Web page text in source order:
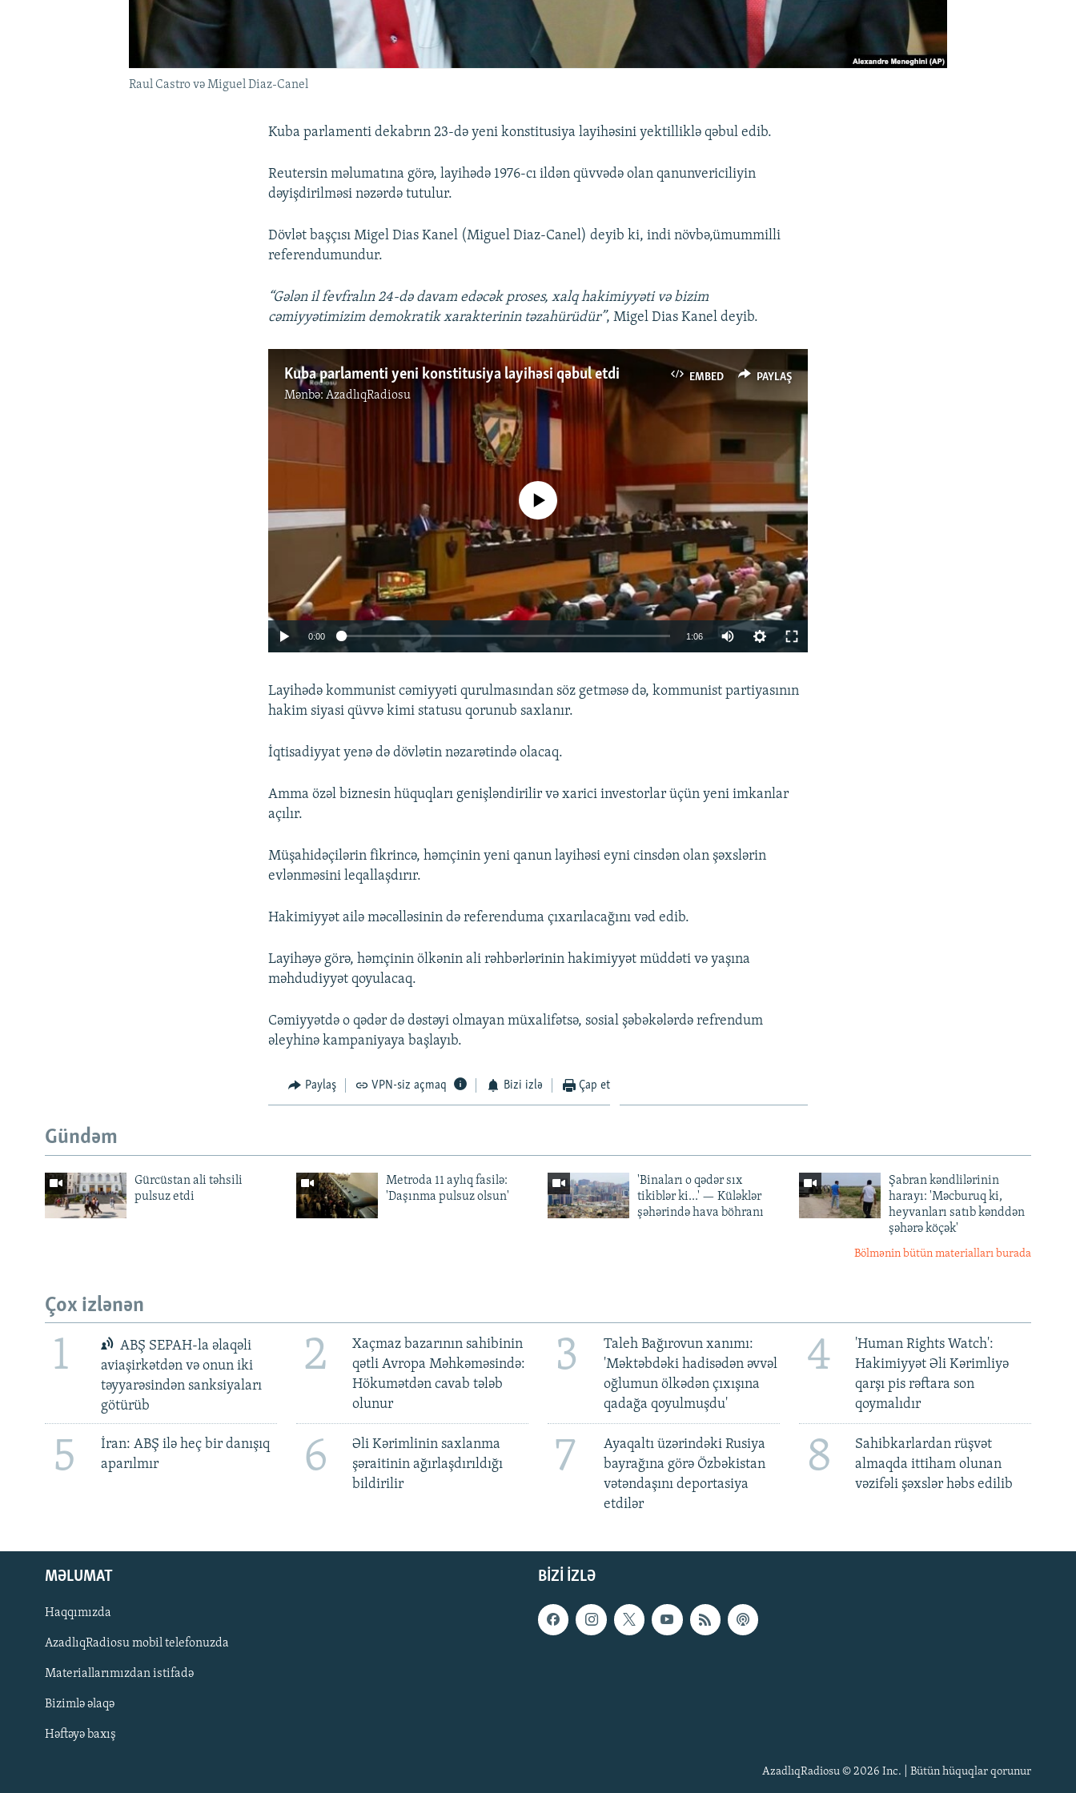
Raul Castro və Miguel Diaz-Canel
Kuba parlamenti dekabrın 23-də yeni konstitusiya layihəsini yektilliklə qəbul edib.
Reutersin məlumatına görə, layihədə 1976-cı ildən qüvvədə olan qanunvericiliyin
dəyişdirilməsi nəzərdə tutulur.
Dövlət başçısı Migel Dias Kanel (Miguel Diaz-Canel) deyib ki, indi növbə,ümummilli
referendumundur.
“Gələn il fevfralın 24-də davam edəcək proses, xalq hakimiyyəti və bizim
cəmiyyətimizim demokratik xarakterinin təzahürüdür”, Migel Dias Kanel deyib.
EMBED PAYLAŞ
Kuba parlamenti yeni konstitusiya layihəsi qəbul etdi
Mənbə:AzadlıqRadiosu
No media source currently available
0:00 1:06
Layihədə kommunist cəmiyyəti qurulmasından söz getməsə də, kommunist partiyasının
hakim siyasi qüvvə kimi statusu qorunub saxlanır.
İqtisadiyyat yenə də dövlətin nəzarətində olacaq.
Amma özəl biznesin hüquqları genişləndirilir və xarici investorlar üçün yeni imkanlar
açılır.
Müşahidəçilərin fikrincə, həmçinin yeni qanun layihəsi eyni cinsdən olan şəxslərin
evlənməsini leqallaşdırır.
Hakimiyyət ailə məcəlləsinin də referenduma çıxarılacağını vəd edib.
Layihəyə görə, həmçinin ölkənin ali rəhbərlərinin hakimiyyət müddəti və yaşına
məhdudiyyət qoyulacaq.
Cəmiyyətdə o qədər də dəstəyi olmayan müxalifətsə, sosial şəbəkələrdə refrendum
əleyhinə kampaniyaya başlayıb.
Paylaş VPN-siz açmaq Bizi izlə Çap et
Gündəm
Gürcüstan ali təhsili
pulsuz etdi
Metroda 11 aylıq fasilə:
'Daşınma pulsuz olsun'
'Binaları o qədər sıx
tikiblər ki...' — Küləklər
şəhərində hava böhranı
Şabran kəndlilərinin
harayı: 'Məcburuq ki,
heyvanları satıb kənddən
şəhərə köçək'
Bölmənin bütün materialları burada
Çox izlənən
1
ABŞ SEPAH-la əlaqəli
aviaşirkətdən və onun iki
təyyarəsindən sanksiyaları
götürüb
2
Xaçmaz bazarının sahibinin
qətli Avropa Məhkəməsində:
Hökumətdən cavab tələb
olunur
3
Taleh Bağırovun xanımı:
'Məktəbdəki hadisədən əvvəl
oğlumun ölkədən çıxışına
qadağa qoyulmuşdu'
4
'Human Rights Watch':
Hakimiyyət Əli Kərimliyə
qarşı pis rəftara son
qoymalıdır
5
İran: ABŞ ilə heç bir danışıq
aparılmır
6
Əli Kərimlinin saxlanma
şəraitinin ağırlaşdırıldığı
bildirilir
7
Ayaqaltı üzərindəki Rusiya
bayrağına görə Özbəkistan
vətəndaşını deportasiya
etdilər
8
Sahibkarlardan rüşvət
almaqda ittiham olunan
vəzifəli şəxslər həbs edilib
BIZI IZLƏ
MƏLUMAT
Haqqımızda
AzadlıqRadiosu mobil telefonuzda
Materiallarımızdan istifadə
Bizimlə əlaqə
Həftəyə baxış
AzadlıqRadiosu © 2026 Inc. | Bütün hüquqlar qorunur